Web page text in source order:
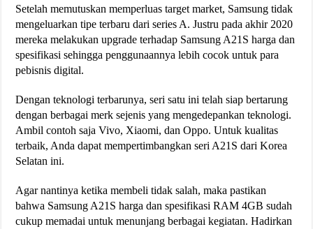
Setelah memutuskan memperluas target market, Samsung tidak
mengeluarkan tipe terbaru dari series A. Justru pada akhir 2020
mereka melakukan upgrade terhadap Samsung A21S harga dan
spesifikasi sehingga penggunaannya lebih cocok untuk para
pebisnis digital.
Dengan teknologi terbarunya, seri satu ini telah siap bertarung
dengan berbagai merk sejenis yang mengedepankan teknologi.
Ambil contoh saja Vivo, Xiaomi, dan Oppo. Untuk kualitas
terbaik, Anda dapat mempertimbangkan seri A21S dari Korea
Selatan ini.
Agar nantinya ketika membeli tidak salah, maka pastikan
bahwa Samsung A21S harga dan spesifikasi RAM 4GB sudah
cukup memadai untuk menunjang berbagai kegiatan. Hadirkan